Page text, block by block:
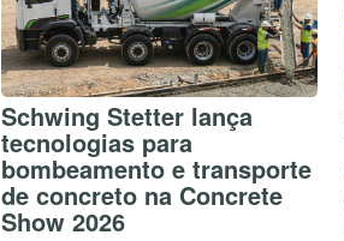
Schwing Stetter lança
tecnologias para
bombeamento e transporte
de concreto na Concrete
Show 2026